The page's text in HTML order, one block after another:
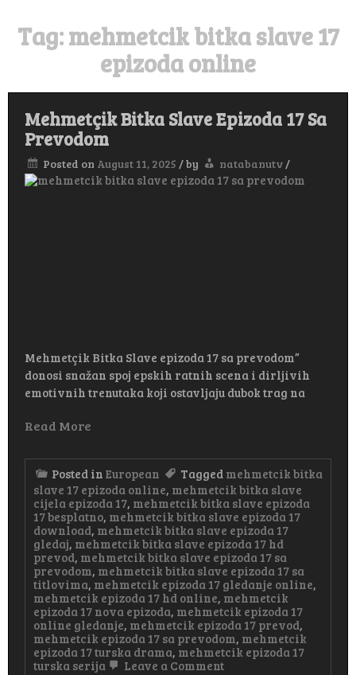
Tag:mehmetcik bitka slave 17
epizoda online
Mehmetçik Bitka Slave Epizoda 17 Sa
Prevodom
Posted on August 11, 2025 /by natabanutv/
Mehmetçik Bitka Slave epizoda 17 sa prevodom”
donosi snažan spoj epskih ratnih scena i dirljivih
emotivnih trenutaka koji ostavljaju dubok trag na
Read More
Posted in European Tagged mehmetcik bitka
slave 17 epizoda online, mehmetcik bitka slave
cijela epizoda 17, mehmetcik bitka slave epizoda
17 besplatno, mehmetcik bitka slave epizoda 17
download, mehmetcik bitka slave epizoda 17
gledaj, mehmetcik bitka slave epizoda 17 hd
prevod, mehmetcik bitka slave epizoda 17 sa
prevodom, mehmetcik bitka slave epizoda 17 sa
titlovima, mehmetcik epizoda 17 gledanje online,
mehmetcik epizoda 17 hd online, mehmetcik
epizoda 17 nova epizoda, mehmetcik epizoda 17
online gledanje, mehmetcik epizoda 17 prevod,
mehmetcik epizoda 17 sa prevodom, mehmetcik
epizoda 17 turska drama, mehmetcik epizoda 17
turska serija
Leave a Commenton